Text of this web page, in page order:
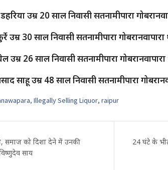
उम्र 20 साल निवासी सतनामीपारा
उम्र 30 साल निवासी सतनामीपारा गोबरानवापारा
26 साल निवासी सतनामीपारा गोबरानवापारा
साहू उम्र 48 साल निवासी सतनामीपारा
, Illegally Selling Liquor, raipur
समाज को दिशा देने में उनकी
साय
24 घंटे के